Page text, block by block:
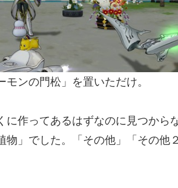
ンの門松」を置いただけ。
作ってあるはずなのに見つから
物」でした。「その他」「その他